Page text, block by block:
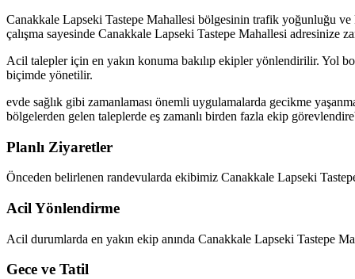
Canakkale Lapseki Tastepe Mahallesi bölgesinin trafik yoğunluğu
çalışma sayesinde Canakkale Lapseki Tastepe Mahallesi adresinize
Acil talepler için en yakın konuma bakılıp ekipler yönlendirilir. Yol
biçimde yönetilir.
evde sağlık gibi zamanlaması önemli uygulamalarda gecikme
bölgelerden gelen taleplerde eş zamanlı birden fazla ekip
Planlı Ziyaretler
Önceden belirlenen randevularda ekibimiz Canakkale Lapseki
Acil Yönlendirme
Acil durumlarda en yakın ekip anında Canakkale Lapseki Tastepe
Gece ve Tatil